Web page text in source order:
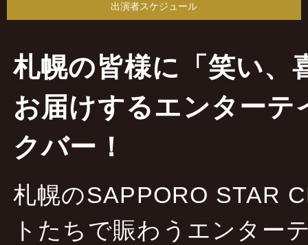
出演者スケジュール
札幌の皆様に「笑い、
お届けするエンター
クバー！
札幌のSAPPORO STAR
トたちで賑わうエンター